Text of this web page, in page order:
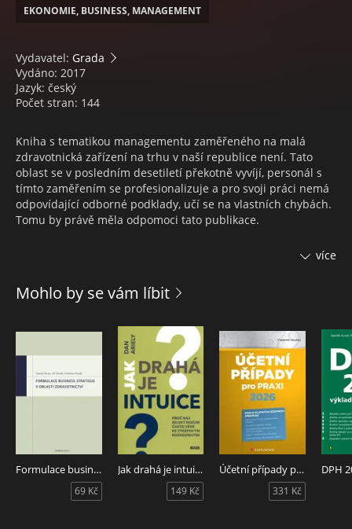
EKONOMIE, BUSINESS, MANAGEMENT
Vydavatel: Grada
Vydáno: 2017
Jazyk: český
Počet stran: 144
Kniha s tematikou managementu zaměřeného na malá
zdravotnická zařízení na trhu v naší republice není. Tato
oblast se v posledním desetiletí překotně vyvíjí, personál s
tímto zaměřením se profesionalizuje a pro svoji práci nemá
odpovídající odborné podklady, učí se na vlastních chybách.
Tomu by právě měla odpomoci tato publikace.
Knihu mohou v mnohém využít i kolegové ze Slovenska.
typu, problematice se věnuje více než 12 let, má bohaté
více
Mohlo by se vám líbit
Formulace business strategie v oblasti zdravotnictví
69 Kč
Jak drahá je intuice?
149 Kč
Účetní případy pro praxi 2026
331 Kč